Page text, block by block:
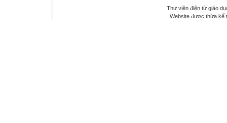
Thư viện điện tử giáo
Website được thừa kế